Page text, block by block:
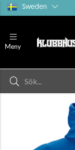
Sweden
Meny